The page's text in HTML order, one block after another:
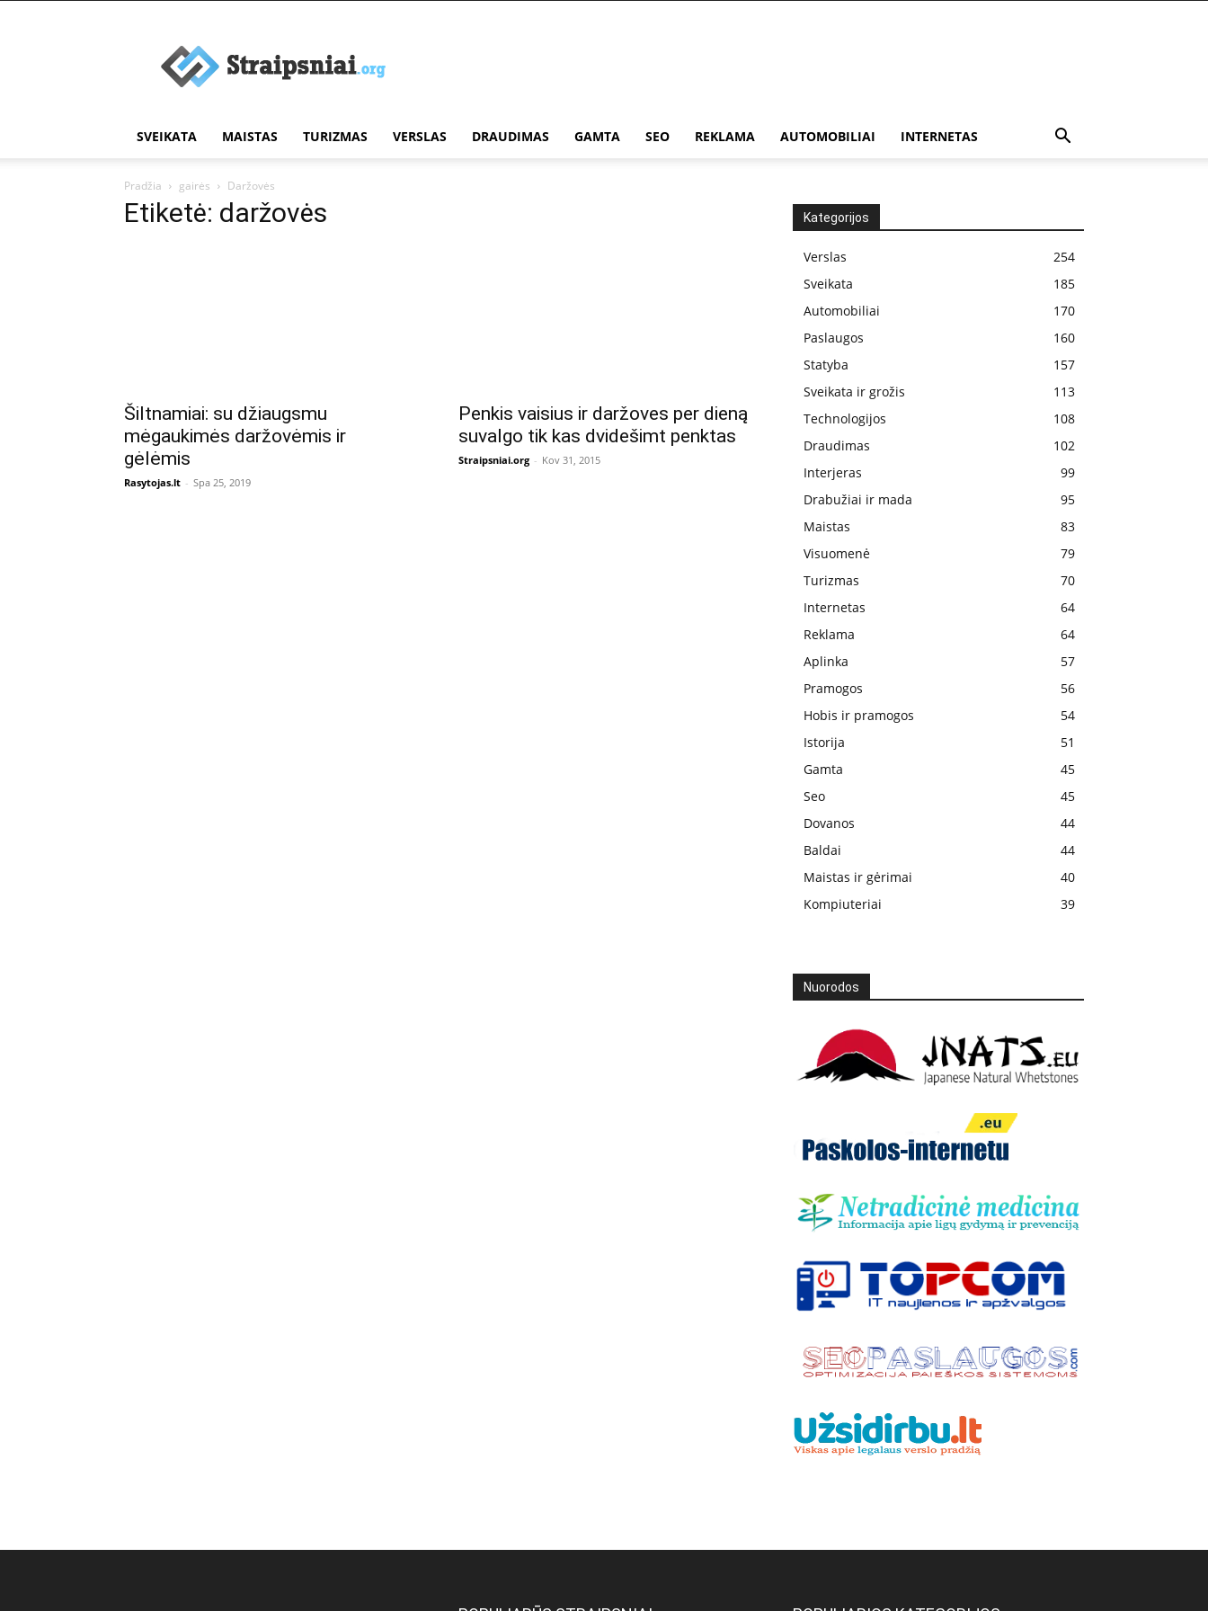
straipsniai
SVEIKATA MAISTAS TURIZMAS VERSLAS DRAUDIMAS GAMTA SEO REKLAMA AUTOMOBILIAI INTERNETAS
Pradžia gairės Daržovės
Etiketė: daržovės
Šiltnamiai: su džiaugsmu
mėgaukimės daržovėmis ir
gėlėmis
Rasytojas.lt - Spa 25, 2019
Penkis vaisius ir daržoves per dieną
suvalgo tik kas dvidešimt penktas
Straipsniai.org - Kov 31, 2015
Kategorijos
Verslas
254
Sveikata
185
Automobiliai
170
Paslaugos
160
Statyba
157
Sveikata ir grožis
113
Technologijos
108
Draudimas
102
Interjeras
99
Drabužiai ir mada
95
Maistas
83
Visuomenė
79
Turizmas
70
Internetas
64
Reklama
64
Aplinka
57
Pramogos
56
Hobis ir pramogos
54
Istorija
51
Gamta
45
Seo
45
Dovanos
44
Baldai
44
Maistas ir gėrimai
40
Kompiuteriai
39
Nuorodos